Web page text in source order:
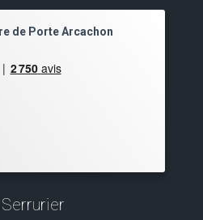
de Porte Arcachon
Serrurier